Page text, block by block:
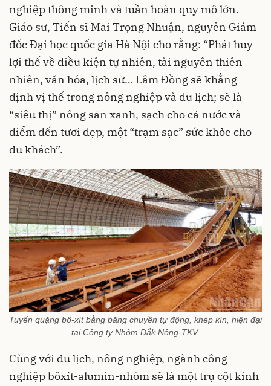
nghiệp thông minh và tuần hoàn quy mô lớn.
Giáo sư, Tiến sĩ Mai Trọng Nhuận, nguyên Giám
đốc Đại học quốc gia Hà Nội cho rằng: “Phát huy
lợi thế về điều kiện tự nhiên, tài nguyên thiên
nhiên, văn hóa, lịch sử… Lâm Đồng sẽ khẳng
định vị thế trong nông nghiệpvà du lịch; sẽ là
“siêu thị” nông sản xanh, sạch cho cả nước và
điểm đến tươi đẹp, một “trạm sạc” sức khỏe cho
du khách”.
Tuyển quặng bô-xít bằng băng chuyền tự động, khép kín, hiện đại
tại Công ty Nhôm Đắk Nông-TKV.
Cùng với du lịch, nông nghiệp, ngành công
nghiệp bôxít-alumin-nhôm sẽ là một trụ cột kinh